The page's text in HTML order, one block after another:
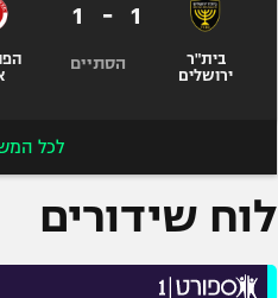
בית"ר
ירושלים
1
-
1
הסתיים
לכל
לוח שידורים